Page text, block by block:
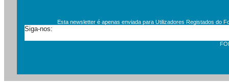
Esta newsletter é apenas enviada para Utilizadores Registados do
Siga-nos:
FORMA-TE